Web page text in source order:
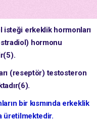
isteği erkeklik hormonları
hormonu
(reseptör) testosteron
bir kısmında erkeklik
üretilmektedir.